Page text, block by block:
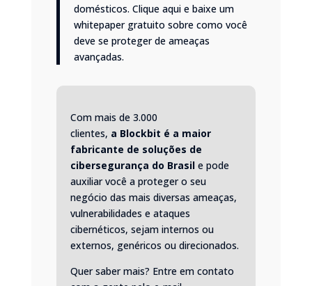
domésticos. Clique aqui e baixe um
whitepaper gratuito sobre como você
deve se proteger de ameaças
avançadas.
Com mais de 3.000
clientes, a Blockbit é a maior
fabricante de soluções de
cibersegurança do Brasile pode
auxiliar você a proteger o seu
negócio das mais diversas ameaças,
vulnerabilidades e ataques
cibernéticos, sejam internos ou
externos, genéricos ou direcionados.
Quer saber mais? Entre em contato